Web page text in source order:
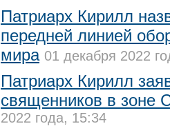
Патриарх Кирилл
передней линией
мира 01 декабря 2022
Патриарх Кирилл
священников в зоне
2022 года, 15:34